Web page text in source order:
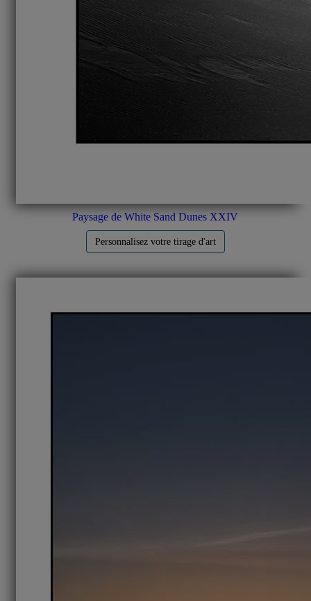
Paysage de White Sand Dunes XXIV
Personnalisez votre tirage d'art